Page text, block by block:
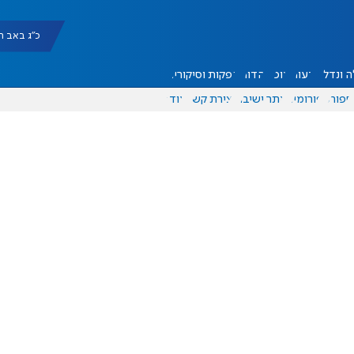
כ"ג באב תשפ"ו
ונדל"ן דעות אוכל יהדות הפקות וסיקורים
ספורט פורומים אתר ישיבה יצירת קשר עוד